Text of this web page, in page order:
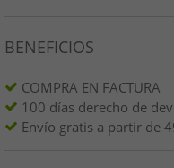
BENEFICIOS
COMPRA EN FACTURA
100 días derecho de
Envío gratis a partir de